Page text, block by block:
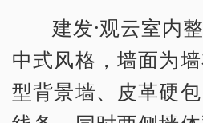
建发·观云室内
中式风格，墙面为
型背景墙、皮革硬